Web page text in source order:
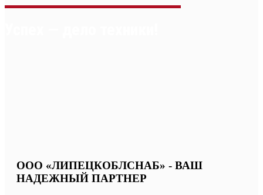
ООО «ЛИПЕЦКОБЛСНАБ» - ВАШ
НАДЕЖНЫЙ ПАРТНЕР